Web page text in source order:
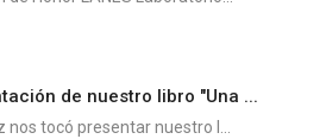
de nuestro libro "Una ...
nos tocó presentar nuestro l...